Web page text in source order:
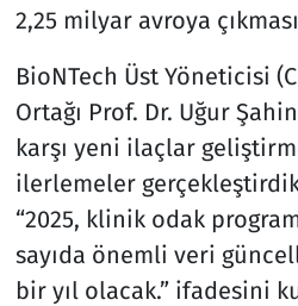
2,25 milyar avroya
BioNTech Üst Yöneticisi
Ortağı Prof. Dr. Uğur
karşı yeni ilaçlar
ilerlemeler
“2025, klinik odak
sayıda önemli veri
bir yıl olacak.” ifadesini